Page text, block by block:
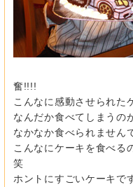
奮!!!!
こんなに感動させられた
なんだか食べてしまうの
なかなか食べられません
こんなにケーキを食べる
笑
ホントにすごいケーキで